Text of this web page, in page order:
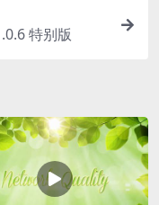
特别版